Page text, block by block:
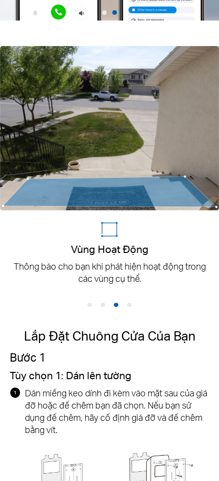
Vùng Hoạt Động
Thông báo cho bạn khi phát hiện hoạt động trong
các vùng cụ thể.
Lắp Đặt Chuông Cửa Của Bạn
Bước 1
Tùy chọn 1: Dán lên tường
Dán miếng keo dính đi kèm vào mặt sau của giá
đỡ hoặc đế chêm bạn đã chọn. Nếu bạn sử
dụng đế chêm, hãy cố định giá đỡ và đế chêm
bằng vít.